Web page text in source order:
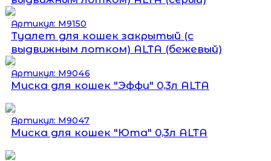
Артикул: М9150
Туалет для кошек закрытый (с
выдвижным лотком) ALTA (бежевый)
Артикул: М9046
Миска для кошек "Эффи" 0,3л ALTA
Артикул: М9047
Миска для кошек "Юта" 0,3л ALTA